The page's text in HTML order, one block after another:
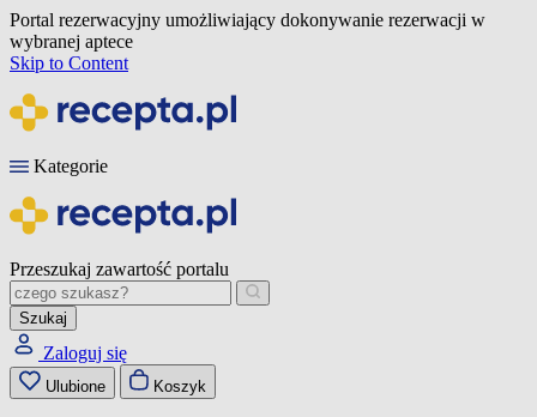
Portal rezerwacyjny umożliwiający dokonywanie rezerwacji w
wybranej aptece
Skip to Content
Kategorie
Przeszukaj zawartość portalu
Szukaj
Zaloguj się
Ulubione Koszyk